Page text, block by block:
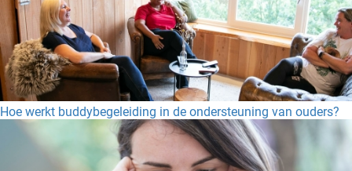
Hoe werkt buddybegeleiding in de ondersteuning van ouders?